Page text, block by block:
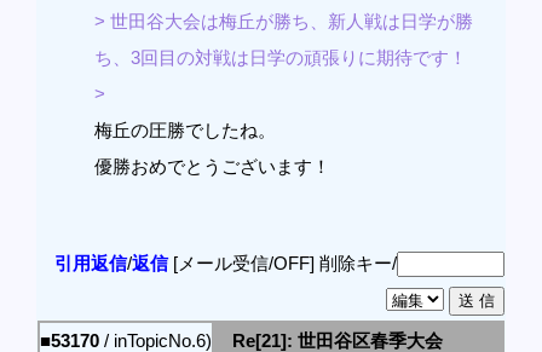
> 世田谷大会は梅丘が勝ち、新人戦は日学が勝
ち、3回目の対戦は日学の頑張りに期待です！
>
梅丘の圧勝でしたね。
優勝おめでとうございます！
引用返信/返信[メール受信/OFF] 削除キー/
■53170 / inTopicNo.6)
Re[21]: 世田谷区春季大会